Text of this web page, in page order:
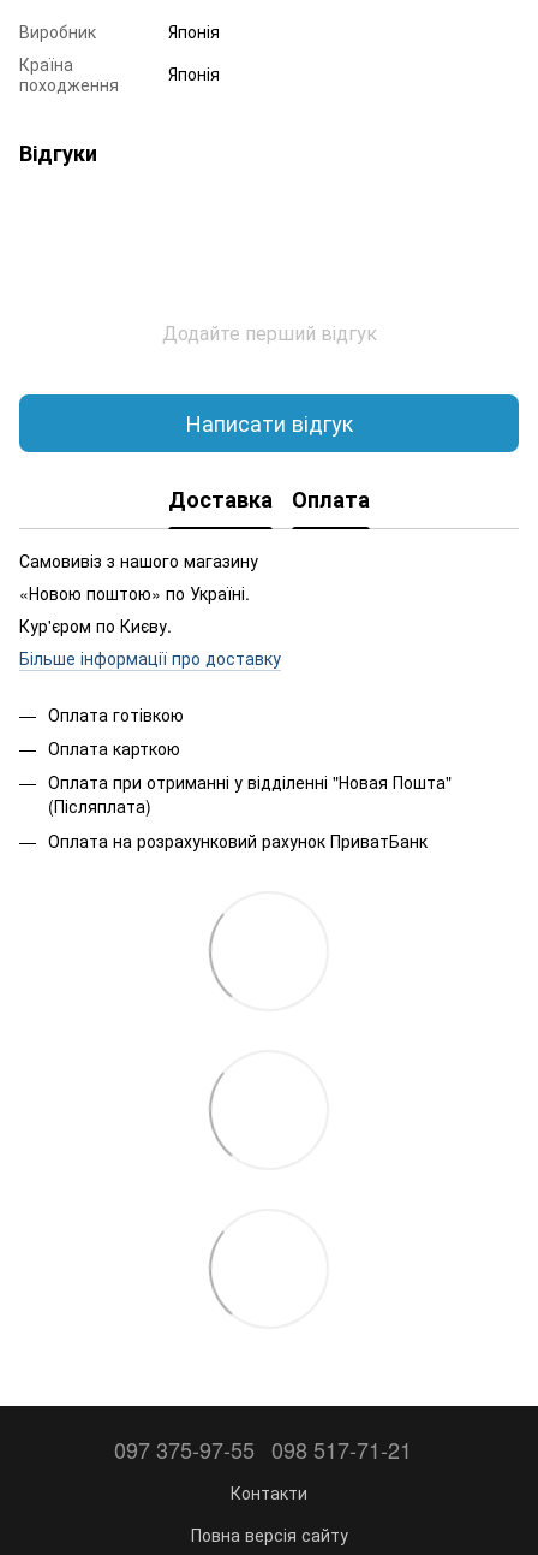
Виробник
Японія
Країна
походження
Японія
Відгуки
Додайте перший відгук
Написати відгук
Доставка Оплата
Самовивіз з нашого магазину
«Новою поштою» по Україні.
Кур'єром по Києву.
Більше інформації про доставку
Оплата готівкою
Оплата карткою
Оплата при отриманні у відділенні "Новая Пошта"
(Післяплата)
Оплата на розрахунковий рахунок ПриватБанк
097 375-97-55 098 517-71-21
Контакти
Повна версія сайту